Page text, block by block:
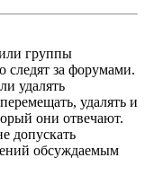
группы
следят за форумами.
удалять
удалять и
они отвечают.
допускать
обсуждаемым